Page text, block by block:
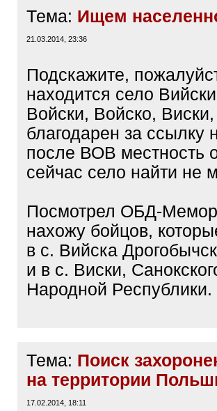
Тема: Ищем
21.03.2014, 23:36
Подскажите,
находится село
Войски, Войско,
благодарен за ссылку
после ВОВ местность
сейчас село найти не
Посмотрел ОБД-
нахожу бойцов,
в с. Вийска
и в с. Виски,
Народной Республики.
Тема: Поиск
на территории
17.02.2014, 18:11